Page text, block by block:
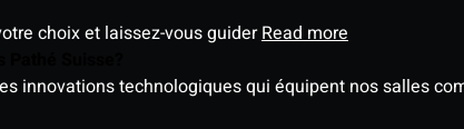
choix et laissez-vous guiderRead more
innovations technologiques qui équipent nos salles